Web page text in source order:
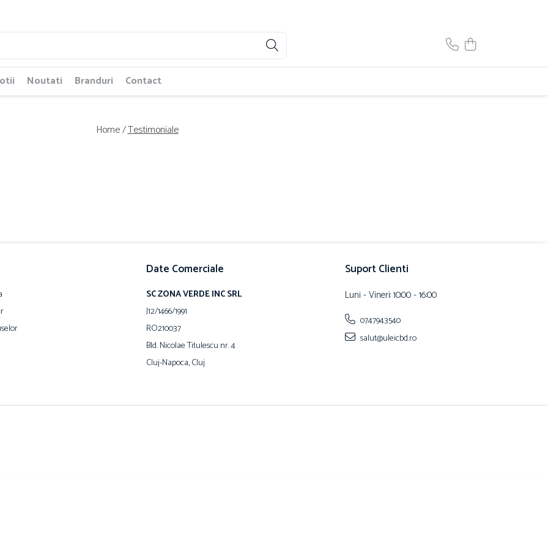
Noutati Branduri Contact
Home /Testimoniale
Date Comerciale
SC ZONA VERDE INC SRL
J12/1466/1991
RO210037
Bld. Nicolae Titulescu nr. 4
Cluj-Napoca, Cluj
Suport Clienti
Luni - Vineri: 10:00 - 16:00
0747943540
salut@uleicbd.ro